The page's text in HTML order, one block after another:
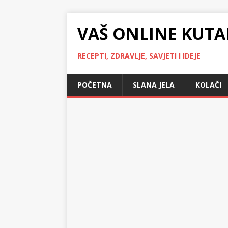
VAŠ ONLINE
RECEPTI, ZDRAVLJE, SAVJETI I IDEJE
POČETNA SLANA JELA KOLAČI